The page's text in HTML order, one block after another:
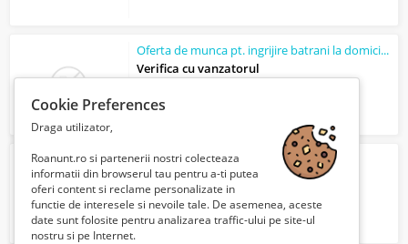
Oferta de munca pt. ingrijire batrani la domiciliu
Verifica cu vanzatorul
Amenajari,interioare
Verifica cu vanzatorul
Cookie Preferences
Draga utilizator,
Roanunt.ro si partenerii nostri colecteaza
informatii din browserul tau pentru a-ti putea
oferi content si reclame personalizate in
functie de interesele si nevoile tale. De asemenea, aceste
date sunt folosite pentru analizarea traffic-ului pe site-ul
nostru si pe Internet.